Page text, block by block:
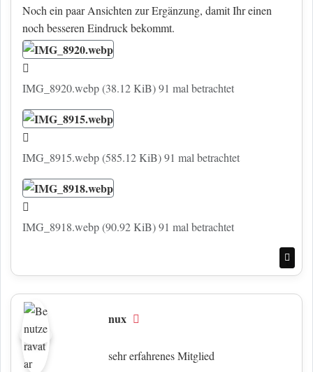
Noch ein paar Ansichten zur Ergänzung, damit Ihr einen
noch besseren Eindruck bekommt.
IMG_8920.webp (38.12 KiB) 91 mal betrachtet
IMG_8915.webp (585.12 KiB) 91 mal betrachtet
IMG_8918.webp (90.92 KiB) 91 mal betrachtet
nux
sehr erfahrenes Mitglied